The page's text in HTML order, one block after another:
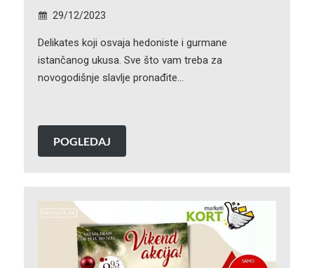
29/12/2023
Delikates koji osvaja hedoniste i gurmane
istančanog ukusa. Sve što vam treba za
novogodišnje slavlje pronađite…
POGLEDAJ